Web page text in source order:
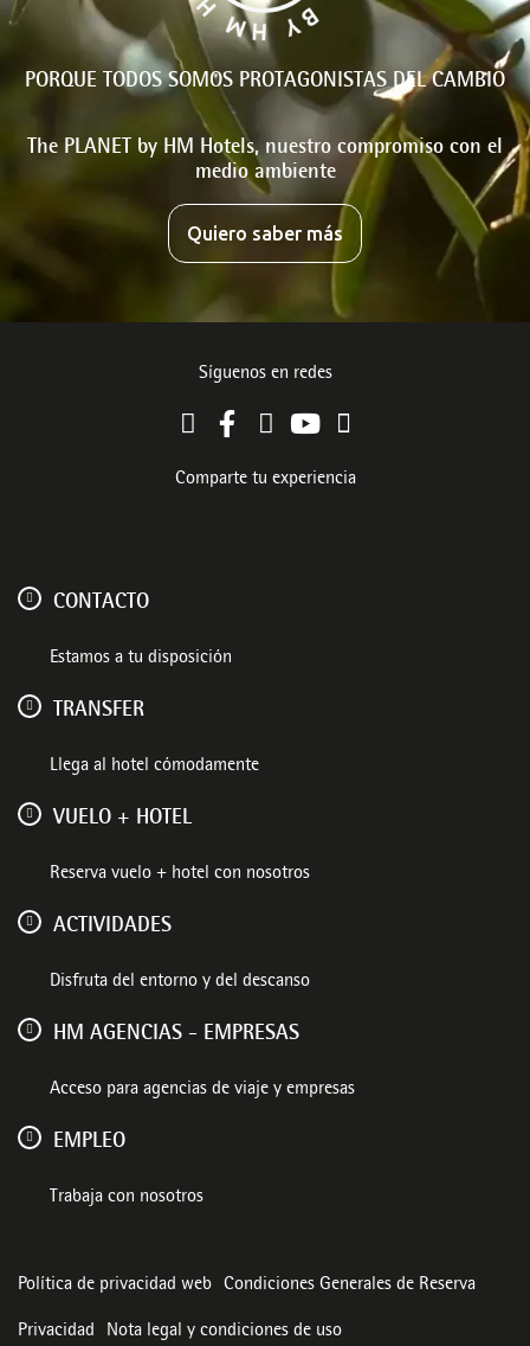
PORQUE TODOS SOMOS PROTAGONISTAS DEL CAMBIO
The PLANET by HM Hotels, nuestro compromiso con el
medio ambiente
Quiero saber más
Síguenos en redes
Comparte tu experiencia
CONTACTO
Estamos a tu disposición
TRANSFER
Llega al hotel cómodamente
VUELO + HOTEL
Reserva vuelo + hotel con nosotros
ACTIVIDADES
Disfruta del entorno y del descanso
HM AGENCIAS - EMPRESAS
Acceso para agencias de viaje y empresas
EMPLEO
Trabaja con nosotros
Política de privacidad web Condiciones Generales de Reserva
Privacidad Nota legal y condiciones de uso